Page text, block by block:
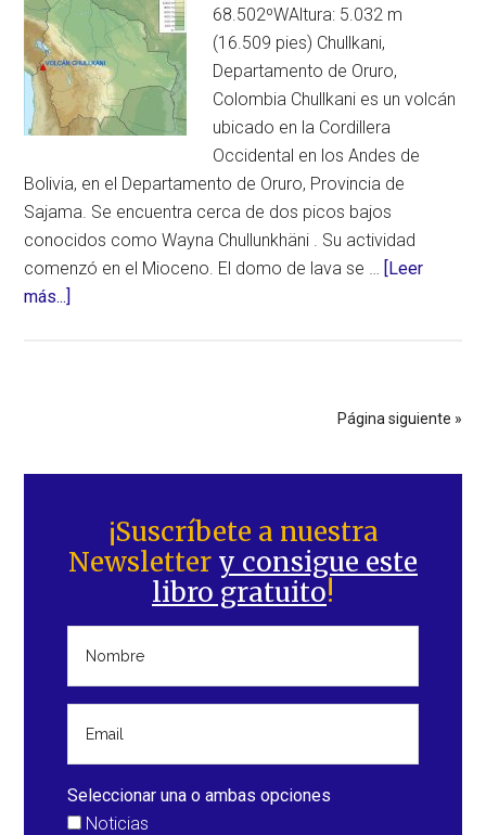
68.502ºWAltura: 5.032 m
(16.509 pies) Chullkani,
Departamento de Oruro,
Colombia Chullkani es un volcán
ubicado en la Cordillera
Occidental en los Andes de
Bolivia, en el Departamento de Oruro, Provincia de
Sajama. Se encuentra cerca de dos picos bajos
conocidos como Wayna Chullunkhäni . Su actividad
comenzó en el Mioceno. El domo de lava se … [Leer
más...]
Página siguiente »
lateral
principal
¡Suscríbete a nuestra
Newsletter y consigue este
libro gratuito!
Seleccionar una o ambas opciones
Noticias